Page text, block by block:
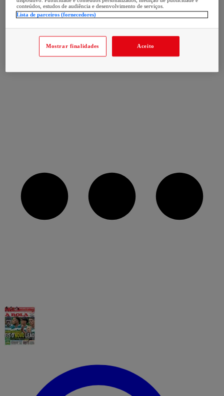
conteúdos, estudos de audiência e desenvolvimento de serviços.
Lista de parceiros (fornecedores)
Mostrar finalidades Aceito